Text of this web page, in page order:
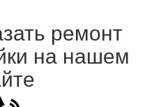
ремонт
на нашем